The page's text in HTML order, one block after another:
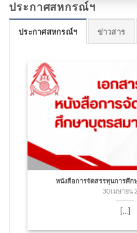
ประกาศสหกรณ์ฯ
ประกาศสหกรณ์ฯ ข่าวสาร
หนังสือการจัดสรรทุนการศึก
30 เมษายน
[...]